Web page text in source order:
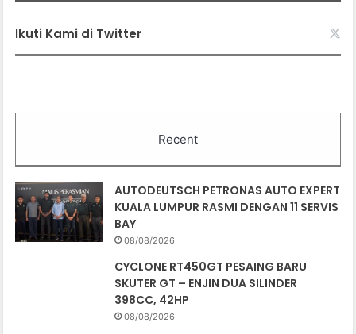
Ikuti Kami di Twitter
Recent
AUTODEUTSCH PETRONAS AUTO EXPERT
KUALA LUMPUR RASMI DENGAN 11 SERVIS
BAY
08/08/2026
CYCLONE RT450GT PESAING BARU
SKUTER GT – ENJIN DUA SILINDER
398CC, 42HP
08/08/2026